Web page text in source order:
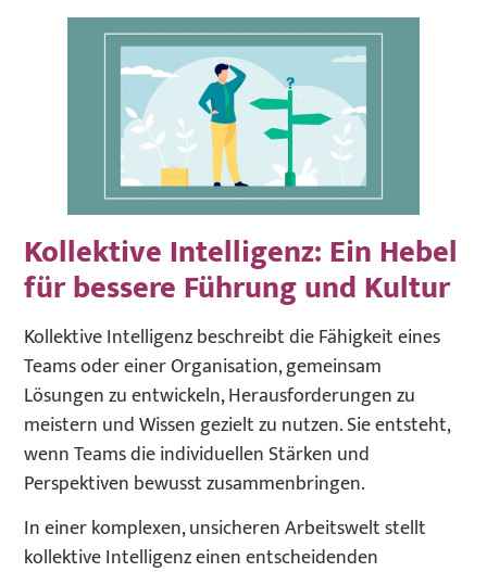
Kollektive Intelligenz: Ein Hebel
für bessere Führung und Kultur
Kollektive Intelligenz beschreibt die Fähigkeit eines
Teams oder einer Organisation, gemeinsam
Lösungen zu entwickeln, Herausforderungen zu
meistern und Wissen gezielt zu nutzen. Sie entsteht,
wenn Teams die individuellen Stärken und
Perspektiven bewusst zusammenbringen.
In einer komplexen, unsicheren Arbeitswelt stellt
kollektive Intelligenz einen entscheidenden